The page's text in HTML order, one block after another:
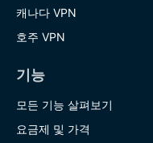
캐나다 VPN
호주 VPN
기능
모든 기능 살펴보기
요금제 및 가격